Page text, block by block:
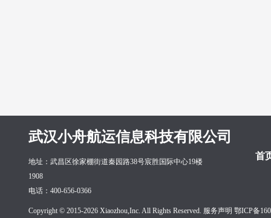
武汉小舟航运信息科技有限公司
首
地址：武昌区徐家棚街道秦园路38号宸胜国际中心19楼
1908
电话：400-656-0366
Copyright © 2015-2026 Xiaozhou,Inc. All Rights Reserved. 服务声明 鄂ICP备